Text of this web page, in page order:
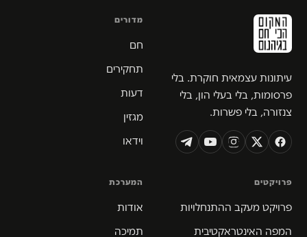
עיתונות עצמאית חוקרת. בלי
פרסומות, בלי בעלי הון, בלי
צנזורה, בלי פשרות.
מדורים
חם
תחקירים
דעות
מגזין
וידאו
פרויקטים
פרויקט מעקב ההתנחלויות
המפה האינטראקטיבית
המערכת
אודות
תמיכה